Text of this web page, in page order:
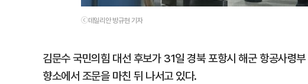
ⓒ데일리안 방규현 기자
김문수 국민의힘 대선 후보가 31일 경북 포항시 해군 항공사
향소에서 조문을 마친 뒤 나서고 있다.